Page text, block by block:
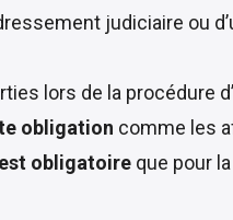
judiciaire ou
lors de la procédure
obligation comme les
obligatoire que pour la